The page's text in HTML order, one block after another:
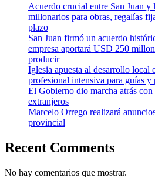
Acuerdo crucial entre San Juan
millonarios para obras, regalías
plazo
San Juan firmó un acuerdo
empresa aportará USD 250
producir
Iglesia apuesta al desarrollo local
profesional intensiva para guías y
El Gobierno dio marcha atrás con
extranjeros
Marcelo Orrego realizará
provincial
Recent Comments
No hay comentarios que mostrar.